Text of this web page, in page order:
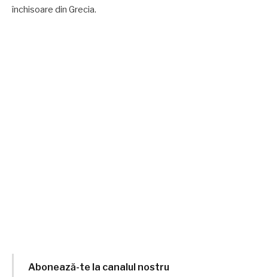
închisoare din Grecia.
Abonează-te la canalul nostru